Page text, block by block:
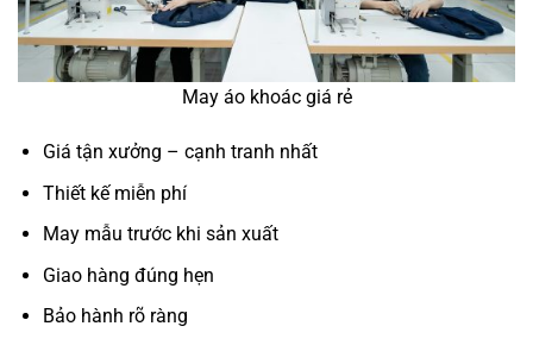
May áo khoác giá rẻ
Giá tận xưởng – cạnh tranh nhất
Thiết kế miễn phí
May mẫu trước khi sản xuất
Giao hàng đúng hẹn
Bảo hành rõ ràng